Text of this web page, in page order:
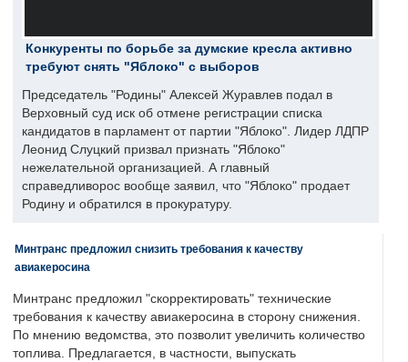
Конкуренты по борьбе за думские кресла активно
требуют снять "Яблоко" с выборов
Председатель "Родины" Алексей Журавлев подал в
Верховный суд иск об отмене регистрации списка
кандидатов в парламент от партии "Яблоко". Лидер ЛДПР
Леонид Слуцкий призвал признать "Яблоко"
нежелательной организацией. А главный
справедливорос вообще заявил, что "Яблоко" продает
Родину и обратился в прокуратуру.
Минтранс предложил снизить требования к качеству
авиакеросина
Минтранс предложил "скорректировать" технические
требования к качеству авиакеросина в сторону снижения.
По мнению ведомства, это позволит увеличить количество
топлива. Предлагается, в частности, выпускать